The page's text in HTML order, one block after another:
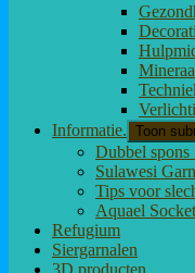
Informatie. Toon
Dubbel
Sulawesi
Tips voor
Aquael
Refugium
Siergarnalen
3D producten